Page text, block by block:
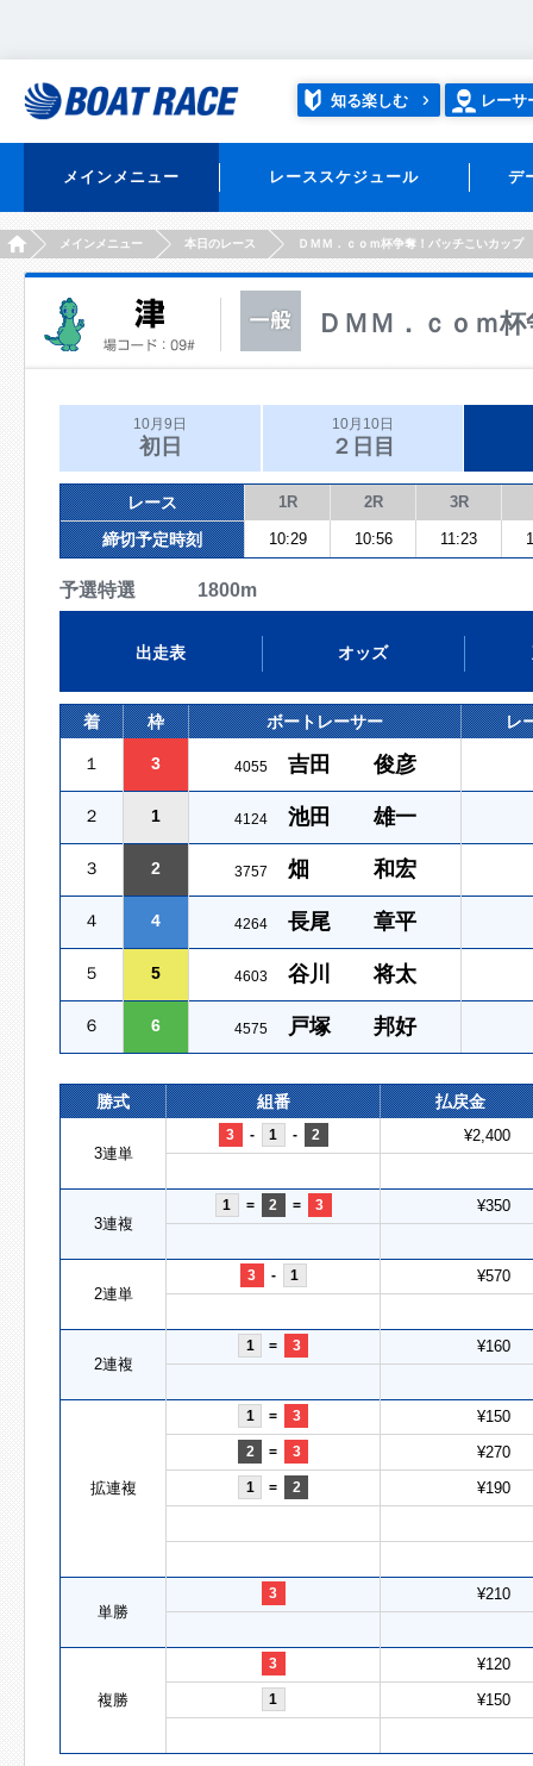
知る楽しむ レーサ
メインメニュー レーススケジュール デ
HOMEメインメニュー 本日のレース ＤＭＭ．ｃｏｍ杯争奪！バッチこいカップ
ＤＭＭ．ｃｏｍ
10月9日
初日
10月10日
２日目
レース 1R 2R 3R
締切予定時刻 10:29 10:56 11:23
予選特選 1800m
出走表 オッズ
着 枠 ボートレーサー レ
１ 3 4055 吉田 俊彦
２ 1 4124 池田 雄一
３ 2 3757 畑 和宏
４ 4 4264 長尾 章平
５ 5 4603 谷川 将太
６ 6 4575 戸塚 邦好
勝式 組番 払戻金
3連単
3 - 1 - 2 ¥2,400
3連複
1 = 2 = 3 ¥350
2連単
3 - 1 ¥570
2連複
1 = 3 ¥160
拡連複
1 = 3 ¥150
2 = 3 ¥270
1 = 2 ¥190
単勝
3 ¥210
複勝
3 ¥120
1 ¥150